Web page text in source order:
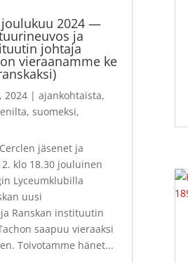
joulukuu 2024 —
ja
johtaja
vieraanamme ke
2024| ajankohtaista,
, suomeksi,
jäsenet ja
klo 18.30 jouluinen
Lyceumklubilla
uusi
Ranskan instituutin
saapuu vieraaksi
Toivotamme hänet...